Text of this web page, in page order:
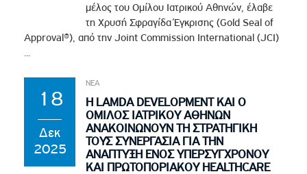
μέλος του Ομίλου Ιατρικού Αθηνών, έλαβε
τη Χρυσή Σφραγίδα Έγκρισης (Gold Seal of
Approval®), από την Joint Commission International (JCI)
...
18
Δεκ
2025
ΝΕΑ
Η LAMDA DEVELOPMENT ΚΑΙ Ο
ΟΜΙΛΟΣ ΙΑΤΡΙΚΟΥ ΑΘΗΝΩΝ
ΑΝΑΚΟΙΝΩΝΟΥΝ ΤΗ ΣΤΡΑΤΗΓΙΚΗ
ΤΟΥΣ ΣΥΝΕΡΓΑΣΙΑ ΓΙΑ ΤΗΝ
ΑΝΑΠΤΥΞΗ ΕΝΟΣ ΥΠΕΡΣΥΓΧΡΟΝΟΥ
ΚΑΙ ΠΡΩΤΟΠΟΡΙΑΚΟΥ HEALTHCARE